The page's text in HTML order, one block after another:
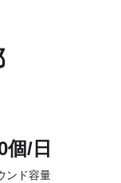
個/日
ンド容量